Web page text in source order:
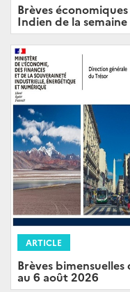
Brèves
Indien de la
ARTICLE
Brèves
au 6 août 2026